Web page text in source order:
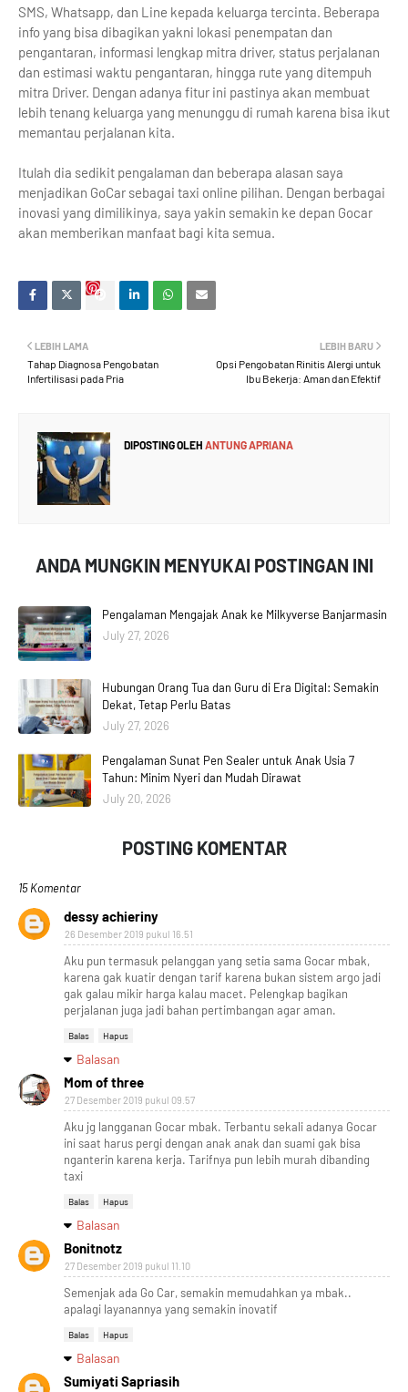
SMS, Whatsapp, dan Line kepada keluarga tercinta. Beberapa
info yang bisa dibagikan yakni lokasi penempatan dan
pengantaran, informasi lengkap mitra driver, status perjalanan
dan estimasi waktu pengantaran, hingga rute yang ditempuh
mitra Driver. Dengan adanya fitur ini pastinya akan membuat
lebih tenang keluarga yang menunggu di rumah karena bisa ikut
memantau perjalanan kita.
Itulah dia sedikit pengalaman dan beberapa alasan saya
menjadikan GoCar sebagai taxi online pilihan. Dengan berbagai
inovasi yang dimilikinya, saya yakin semakin ke depan Gocar
akan memberikan manfaat bagi kita semua.
LEBIH BARU
Opsi Pengobatan Rinitis Alergi untuk
Ibu Bekerja: Aman dan Efektif
LEBIH LAMA
Tahap Diagnosa Pengobatan
Infertilisasi pada Pria
DIPOSTING OLEH ANTUNG APRIANA
ANDA MUNGKIN MENYUKAI POSTINGAN INI
Pengalaman Mengajak Anak ke Milkyverse Banjarmasin
July 27, 2026
Hubungan Orang Tua dan Guru di Era Digital: Semakin
Dekat, Tetap Perlu Batas
July 27, 2026
Pengalaman Sunat Pen Sealer untuk Anak Usia 7
Tahun: Minim Nyeri dan Mudah Dirawat
July 20, 2026
POSTING KOMENTAR
15 Komentar
dessy achieriny
26 Desember 2019 pukul 16.51
Aku pun termasuk pelanggan yang setia sama Gocar mbak,
karena gak kuatir dengan tarif karena bukan sistem argo jadi
gak galau mikir harga kalau macet. Pelengkap bagikan
perjalanan juga jadi bahan pertimbangan agar aman.
Balas Hapus
Balasan
Mom of three
27 Desember 2019 pukul 09.57
Aku jg langganan Gocar mbak. Terbantu sekali adanya Gocar
ini saat harus pergi dengan anak anak dan suami gak bisa
nganterin karena kerja. Tarifnya pun lebih murah dibanding
taxi
Balas Hapus
Balasan
Bonitnotz
27 Desember 2019 pukul 11.10
Semenjak ada Go Car, semakin memudahkan ya mbak..
apalagi layanannya yang semakin inovatif
Balas Hapus
Balasan
Sumiyati Sapriasih